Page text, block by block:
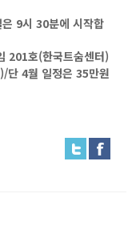
9시 30분에 시작합
201호(한국트숨센터)
단 4월 일정은 35만원